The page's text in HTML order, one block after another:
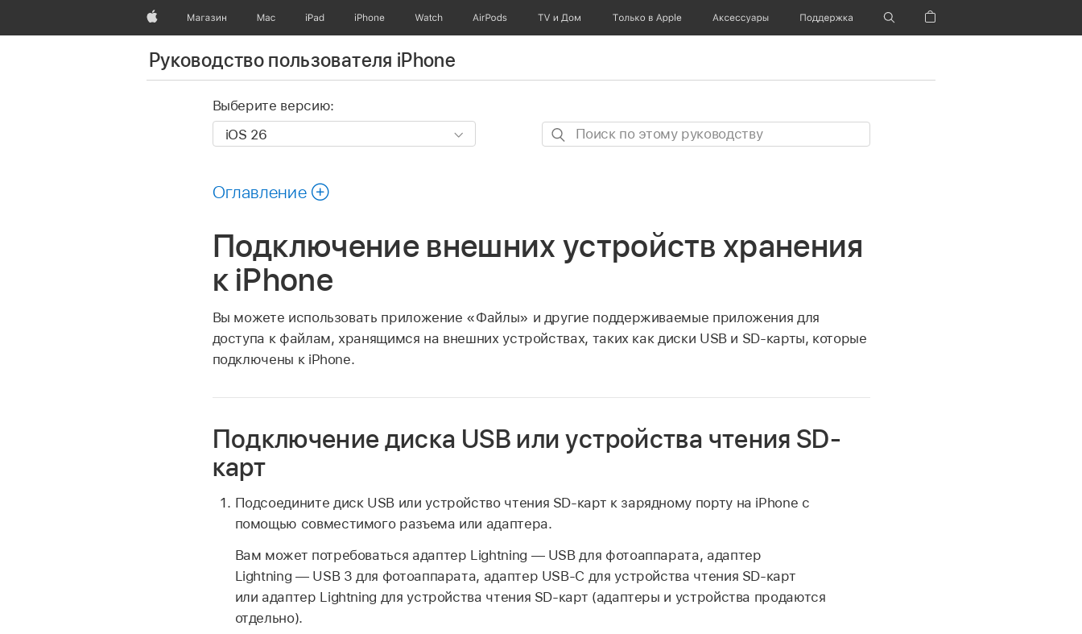
Apple Магазин Mac iPad iPhone Watch AirPods TV и Дом Только в Apple Аксессуары Поддержка Корзина
Руководство пользователя iPhone
Выберите версию:
Поиск
Оглавление
Подключение внешних устройств хранения
к iPhone
Вы можете использовать приложение «Файлы» и другие поддерживаемые приложения для
доступа к файлам, хранящимся на внешних устройствах, таких как диски USB и SD-карты, которые
подключены к iPhone.
Подключение диска USB или устройства чтения SD-
карт
Подсоедините диск USB или устройство чтения SD-карт к зарядному порту на iPhone с
помощью совместимого разъема или адаптера.
Вам может потребоваться адаптер Lightning — USB для фотоаппарата, адаптер
Lightning — USB 3 для фотоаппарата, адаптер USB‑C для устройства чтения SD‑карт
или адаптер Lightning для устройства чтения SD‑карт (адаптеры и устройства продаются
отдельно).